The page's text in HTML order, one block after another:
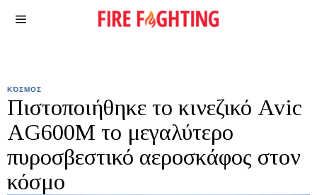
ΚΌΣΜΟΣ
Πιστοποιήθηκε το κινεζικό Avic
AG600M το μεγαλύτερο
πυροσβεστικό αεροσκάφος στον
κόσμο